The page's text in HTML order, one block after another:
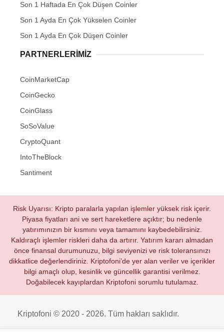
Son 1 Haftada En Çok Düşen Coinler
Son 1 Ayda En Çok Yükselen Coinler
Son 1 Ayda En Çok Düşen Coinler
PARTNERLERIMIZ
CoinMarketCap
CoinGecko
CoinGlass
SoSoValue
CryptoQuant
IntoTheBlock
Santiment
Risk Uyarısı: Kripto paralarla yapılan işlemler yüksek risk içerir.
Piyasa fiyatları ani ve sert hareketlere açıktır; bu nedenle
yatırımınızın bir kısmını veya tamamını kaybedebilirsiniz.
Kaldıraçlı işlemler riskleri daha da artırır. Yatırım kararı almadan
önce finansal durumunuzu, bilgi seviyenizi ve risk toleransınızı
dikkatlice değerlendiriniz. Kriptofoni’de yer alan veriler ve içerikler
bilgi amaçlı olup, kesinlik ve güncellik garantisi verilmez.
Doğabilecek kayıplardan Kriptofoni sorumlu tutulamaz.
Kriptofoni © 2020 - 2026. Tüm hakları saklıdır.